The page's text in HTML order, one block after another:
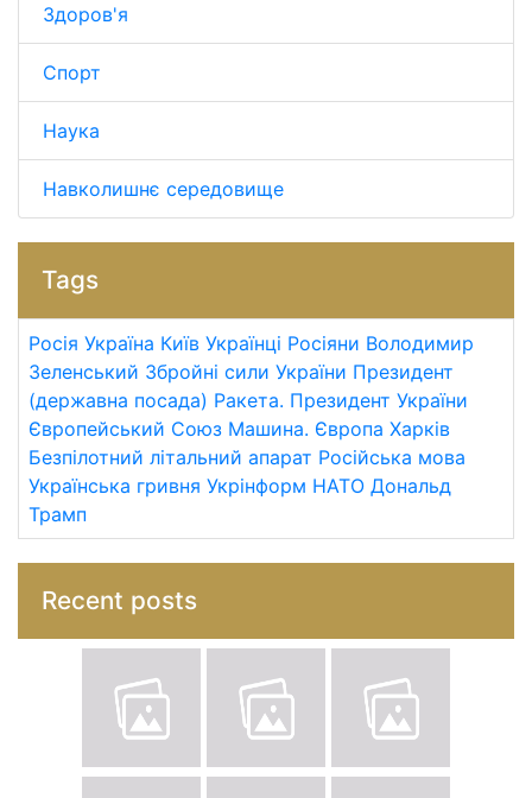
Здоров'я
Спорт
Наука
Навколишнє середовище
Tags
Росія Україна Київ Українці Росіяни Володимир
Зеленський Збройні сили України Президент
(державна посада) Ракета. Президент України
Європейський Союз Машина. Європа Харків
Безпілотний літальний апарат Російська мова
Українська гривня Укрінформ НАТО Дональд
Трамп
Recent posts